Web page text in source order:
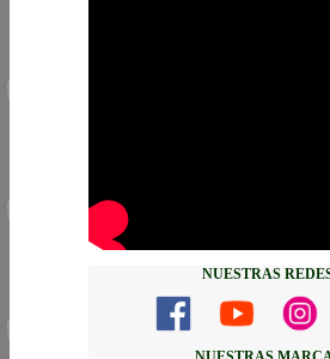
NUESTRAS